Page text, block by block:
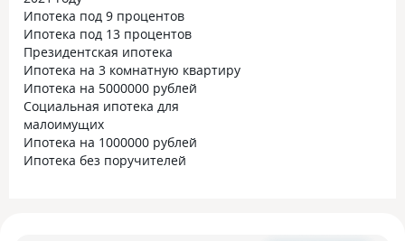
Ипотека под 9 процентов
Ипотека под 13 процентов
Президентская ипотека
Ипотека на 3 комнатную квартиру
Ипотека на 5000000 рублей
Социальная ипотека для
малоимущих
Ипотека на 1000000 рублей
Ипотека без поручителей